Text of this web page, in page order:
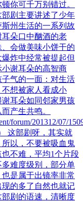
你可千万别错过。
剧主要讲述了少年
州生活的一系列故
朵口中酗酒的老
会做美味小饼干的
炸中经常被提起但
谢耳朵的高智商
气的一面：对生活
想被家人看成小
耳朵如同邻家男孩
产生共鸣。
forum/201312/07/
这部剧呀，其实就
以，不要被吸血鬼
不难，平均1个片段
难度级别，部分单
是属于出镜率非常
的多了自然也就记
剧的语速，清晰度